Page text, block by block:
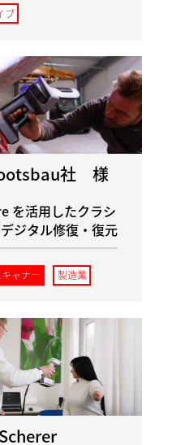
ブ
社 様
を活用したクラシ
ジタル修復・復元
ャナー 製造業